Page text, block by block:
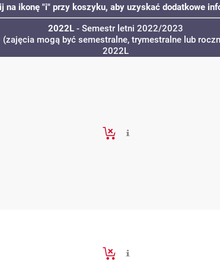
na ikonę "i" przy koszyku, aby uzyskać dodatkowe
2022L - Semestr letni 2022/2023
(zajęcia mogą być semestralne, trymestralne lub
2022L